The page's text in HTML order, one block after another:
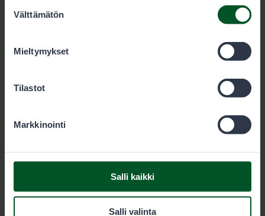
tietoihin, joita olet antanut heille tai joita on kerätty, kun
olet käyttänyt heidän palvelujaan. Voit sallia haluamasi
valinta
Välttämätön
Mieltymykset
Tilastot
Markkinointi
Salli kaikki
Salli valinta